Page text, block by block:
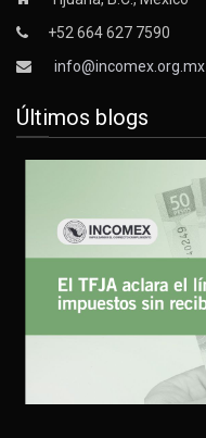
+52 664 627 7590
info@incomex.org.mx
Últimos blogs